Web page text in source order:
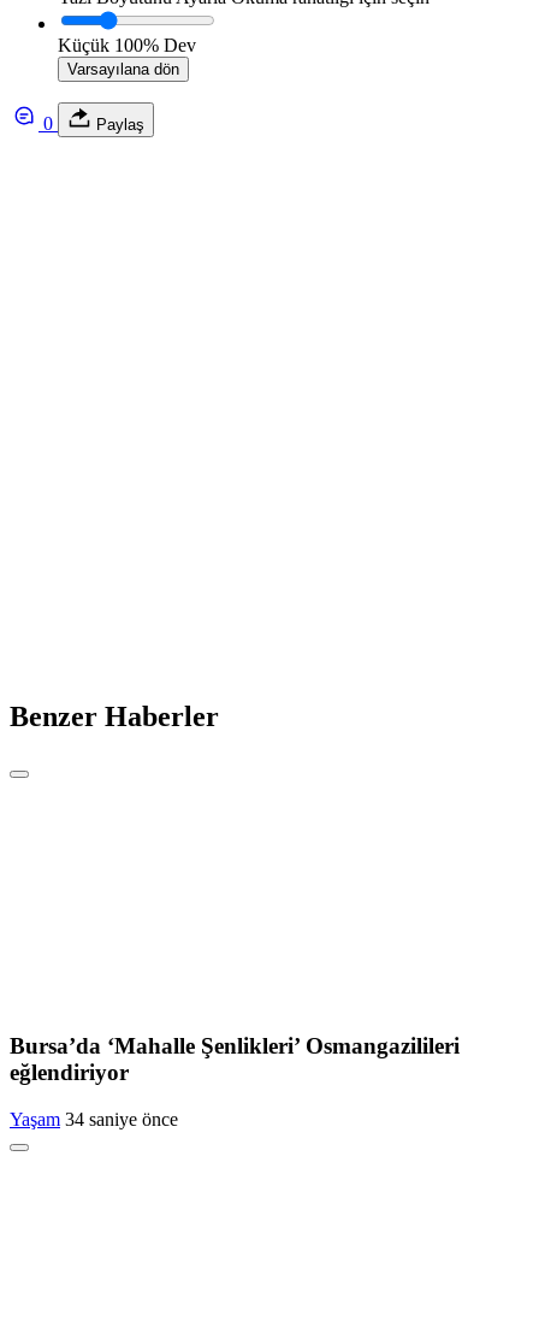
Küçük 100% Dev
Varsayılana dön
0 Paylaş
Benzer Haberler
Bursa’da ‘Mahalle Şenlikleri’ Osmangazilileri
eğlendiriyor
Yaşam 34 saniye önce